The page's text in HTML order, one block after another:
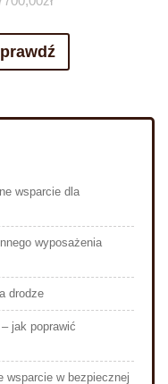
wsparcie dla
wyposażenia
drodze
jak poprawić
wsparcie w bezpiecznej